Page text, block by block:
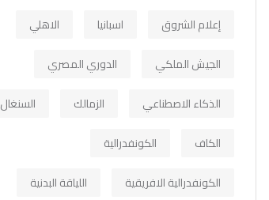
إعلام الشروق
اسبانيا
الاهلي
الجيش الملكي
الدوري المصري
الذكاء الاصطناعي
الزمالك
السنغال
الكاف
الكونفدرالية
الكونفدرالية الافريقية
اللياقة البدنية